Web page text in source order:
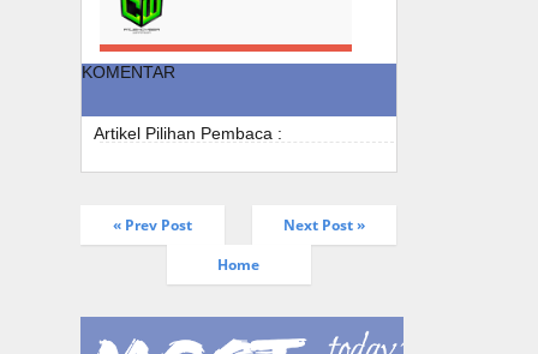
KOMENTAR
Artikel Pilihan Pembaca :
« Prev Post
Next Post »
Home